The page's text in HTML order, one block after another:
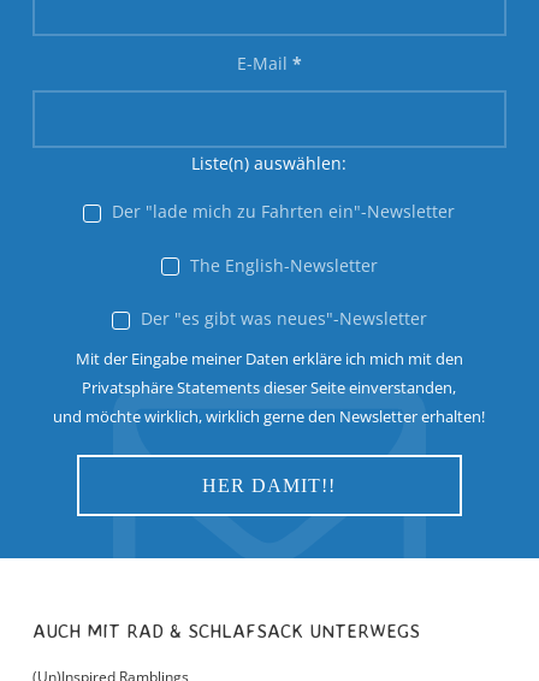
E-Mail *
Liste(n) auswählen:
Der "lade mich zu Fahrten ein"-Newsletter
The English-Newsletter
Der "es gibt was neues"-Newsletter
Mit der Eingabe meiner Daten erkläre ich mich mit den
Privatsphäre Statements dieser Seite einverstanden,
und möchte wirklich, wirklich gerne den Newsletter erhalten!
AUCH MIT RAD & SCHLAFSACK UNTERWEGS